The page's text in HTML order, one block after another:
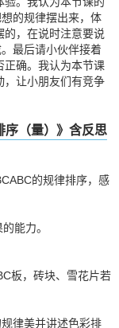
的规律摆出来，体
，在说时注意要说
最后请小伙伴接着
正确。我认为本节课
，让小朋友们有竞争
序（量）》含反思
的规律排序，感
能力。
板，砖块、雪花片若
律美并讲述色彩排